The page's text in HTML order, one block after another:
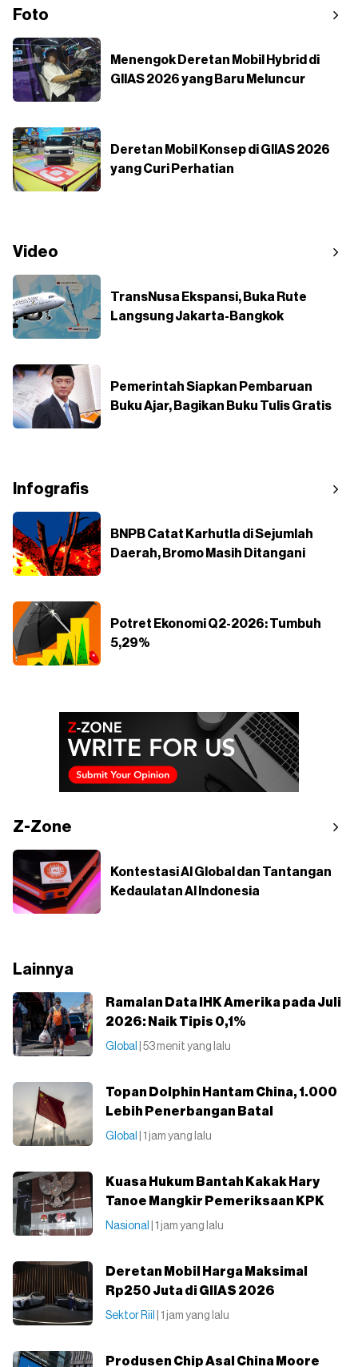
Foto
Menengok Deretan Mobil Hybrid di
GIIAS 2026 yang Baru Meluncur
Deretan Mobil Konsep di GIIAS 2026
yang Curi Perhatian
Video
TransNusa Ekspansi, Buka Rute
Langsung Jakarta-Bangkok
Pemerintah Siapkan Pembaruan
Buku Ajar, Bagikan Buku Tulis Gratis
Infografis
BNPB Catat Karhutla di Sejumlah
Daerah, Bromo Masih Ditangani
Potret Ekonomi Q2-2026: Tumbuh
5,29%
Z-Zone
Kontestasi AI Global dan Tantangan
Kedaulatan AI Indonesia
Lainnya
Ramalan Data IHK Amerika pada Juli
2026: Naik Tipis 0,1%
Global | 53 menit yang lalu
Topan Dolphin Hantam China, 1.000
Lebih Penerbangan Batal
Global | 1 jam yang lalu
Kuasa Hukum Bantah Kakak Hary
Tanoe Mangkir Pemeriksaan KPK
Nasional | 1 jam yang lalu
Deretan Mobil Harga Maksimal
Rp250 Juta di GIIAS 2026
Sektor Riil | 1 jam yang lalu
Produsen Chip Asal China Moore